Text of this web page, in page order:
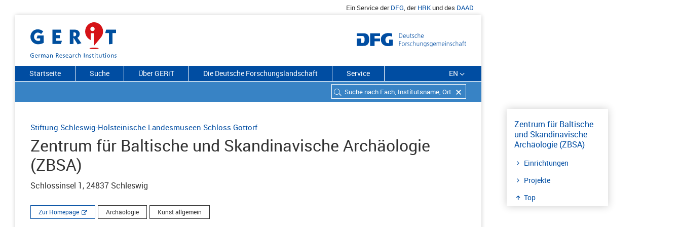
Ein Service derDFG, derHRKund des DAAD
Startseite Suche Über GERiT Die Deutsche Forschungslandschaft Service EN
Zentrum für Baltische
und Skandinavische
Archäologie (ZBSA)
Einrichtungen
Projekte
Top
Stiftung Schleswig-Holsteinische Landesmuseen Schloss Gottorf
Zentrum für Baltische und Skandinavische Archäologie
(ZBSA)
Schlossinsel 1, 24837 Schleswig
Zur Homepage Archäologie Kunst allgemein